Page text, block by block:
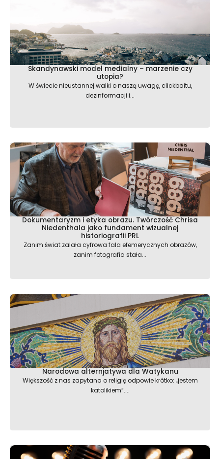
Skandynawski model medialny – marzenie czy
utopia?
W świecie nieustannej walki o naszą uwagę, clickbaitu,
dezinformacji i...
Dokumentaryzm i etyka obrazu. Twórczość Chrisa
Niedenthala jako fundament wizualnej
historiografii PRL
Zanim świat zalała cyfrowa fala efemerycznych obrazów,
zanim fotografia stała...
Narodowa alternjatywa dla Watykanu
Większość z nas zapytana o religię odpowie krótko: „jestem
katolikiem”....